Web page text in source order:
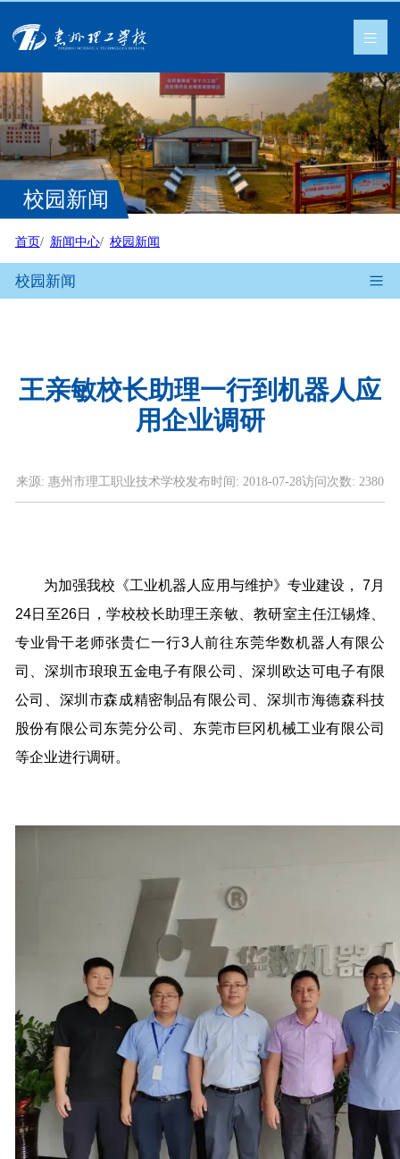
校园新闻
首页 新闻中心 校园新闻
校园新闻
王亲敏校长助理一行到机器人应
用企业调研
来源: 惠州市理工职业技术学校发布时间: 2018-07-28访问次数: 2380
为加强我校《工业机器人应用与维护》专业建设， 7月
24日至26日，学校校长助理王亲敏、教研室主任江锡烽、
专业骨干老师张贵仁一行3人前往东莞华数机器人有限公
司、深圳市琅琅五金电子有限公司、深圳欧达可电子有限
公司、深圳市森成精密制品有限公司、深圳市海德森科技
股份有限公司东莞分公司、东莞市巨冈机械工业有限公司
等企业进行调研。